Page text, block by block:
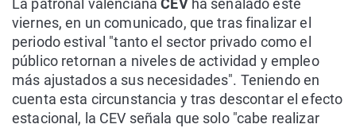
La patronal valencianaCEV ha señalado este
viernes, en un comunicado, que tras finalizar el
periodo estival "tanto el sector privado como el
público retornan a niveles de actividad y empleo
más ajustados a sus necesidades". Teniendo en
cuenta esta circunstancia y tras descontar el efecto
estacional, la CEV señala que solo "cabe realizar